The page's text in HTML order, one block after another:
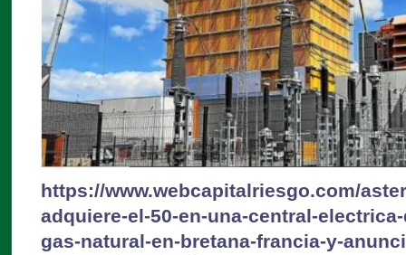
https://www.webcapitalriesgo.com/
adquiere-el-50-en-una-central-
gas-natural-en-bretana-francia-y-